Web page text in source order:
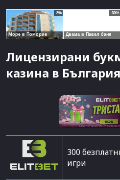
Лицензирани
казина в България
300
игри